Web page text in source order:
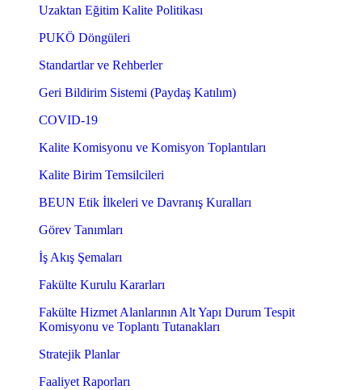
Uzaktan Eğitim Kalite Politikası
PUKÖ Döngüleri
Standartlar ve Rehberler
Geri Bildirim Sistemi (Paydaş Katılım)
COVID-19
Kalite Komisyonu ve Komisyon Toplantıları
Kalite Birim Temsilcileri
BEUN Etik İlkeleri ve Davranış Kuralları
Görev Tanımları
İş Akış Şemaları
Fakülte Kurulu Kararları
Fakülte Hizmet Alanlarının Alt Yapı Durum Tespit
Komisyonu ve Toplantı Tutanakları
Stratejik Planlar
Faaliyet Raporları